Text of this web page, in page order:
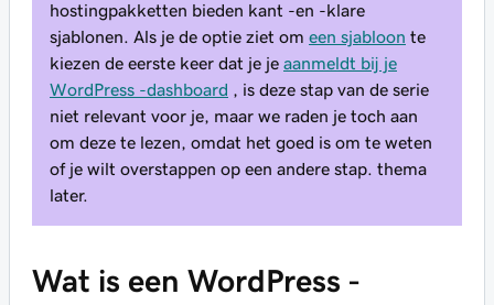
hostingpakketten bieden kant -en -klare
sjablonen. Als je de optie ziet om een sjabloon te
kiezen de eerste keer dat je je aanmeldt bij je
WordPress -dashboard , is deze stap van de serie
niet relevant voor je, maar we raden je toch aan
om deze te lezen, omdat het goed is om te weten
of je wilt overstappen op een andere stap. thema
later.
Wat is een WordPress -